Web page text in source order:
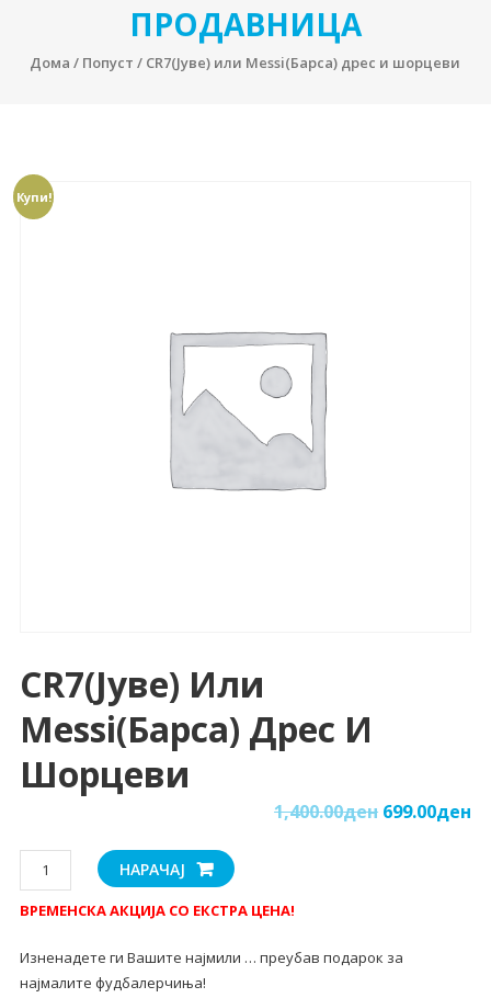
ПРОДАВНИЦА
Дома / Попуст / CR7(Јуве) или Messi(Барса) дрес и шорцеви
Купи!
CR7(Јуве) Или
Messi(Барса) Дрес И
Шорцеви
1,400.00ден 699.00ден
CR7(Јуве)
или
Messi(Барса)
и
шорцеви
НАРАЧАЈ
ВРЕМЕНСКА АКЦИЈА СО ЕКСТРА ЦЕНА!
Изненадете ги Вашите најмили … преубав подарок за
најмалите фудбалерчиња!